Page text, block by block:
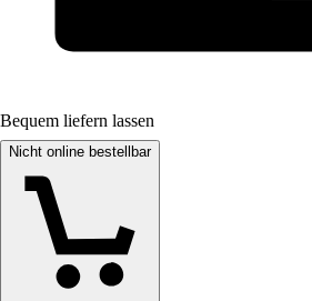
Bequem liefern lassen
Nicht online bestellbar